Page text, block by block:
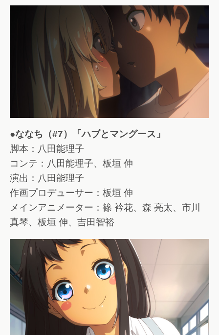
●ななち（#7）「ハブとマングース」
脚本：八田能理子
コンテ：八田能理子、板垣 伸
演出：八田能理子
作画プロデューサー：板垣 伸
メインアニメーター：篠 衿花、森 亮太、市川
真琴、板垣 伸、吉田智裕